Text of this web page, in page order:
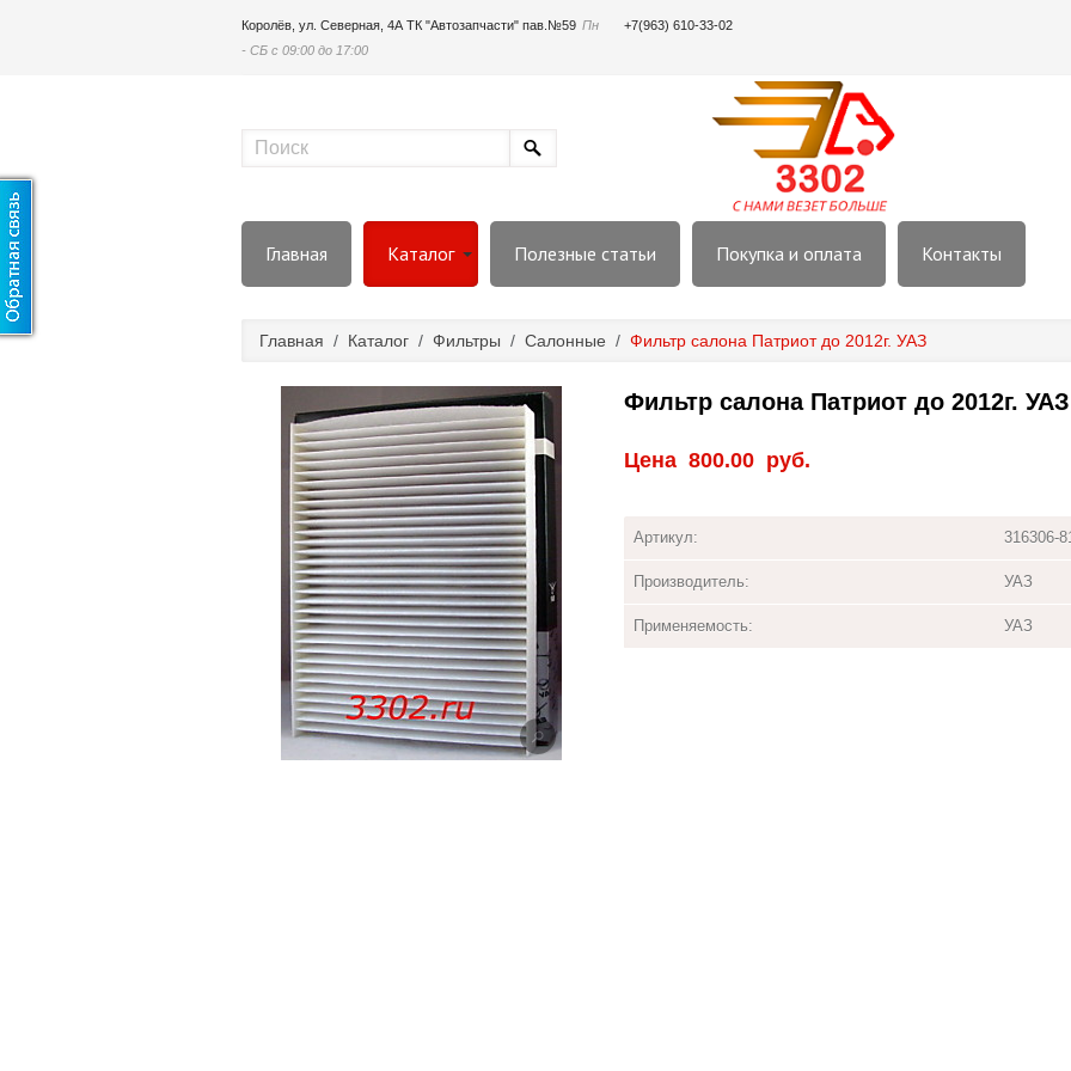
Королёв, ул. Северная, 4А ТК "Автозапчасти" пав.№59 Пн
- СБ с 09:00 до 17:00
+7(963) 610-33-02
Главная Каталог Полезные статьи Покупка и оплата Контакты
Главная / Каталог / Фильтры / Салонные / Фильтр салона Патриот до 2012г. УАЗ
Фильтр салона Патриот до 2012г. УАЗ
Цена 800.00 руб.
Артикул: 316306-
Производитель: УАЗ
Применяемость: УАЗ